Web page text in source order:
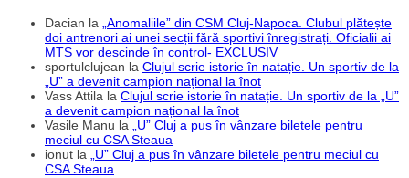
Dacian la „Anomaliile” din CSM Cluj-Napoca. Clubul plătește
doi antrenori ai unei secții fără sportivi înregistrați. Oficialii ai
MTS vor descinde în control- EXCLUSIV
sportulclujean la Clujul scrie istorie în natație. Un sportiv de la
„U” a devenit campion național la înot
Vass Attila la Clujul scrie istorie în natație. Un sportiv de la „U”
a devenit campion național la înot
Vasile Manu la „U” Cluj a pus în vânzare biletele pentru
meciul cu CSA Steaua
ionut la „U” Cluj a pus în vânzare biletele pentru meciul cu
CSA Steaua